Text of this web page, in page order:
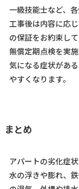
一級技能士など、
工事後は内容に応
の保証をお約束し
無償定期点検を実
気になる症状があ
やすくなります。
まとめ
アパートの劣化症
水の浮きや膨れ、